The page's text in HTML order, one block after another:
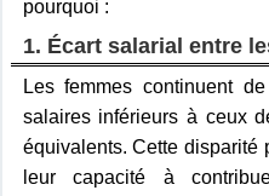
pourquoi :
1. Écart salarial entre
Les femmes continuent
salaires inférieurs à ceux
équivalents. Cette disparité
leur capacité à